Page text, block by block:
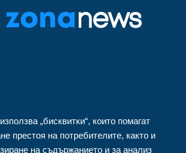
„бисквитки“, които помагат
престоя на потребителите, както и
на съдържанието и за анализ